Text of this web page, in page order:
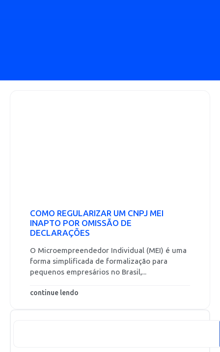
COMO REGULARIZAR UM CNPJ MEI
INAPTO POR OMISSÃO DE
DECLARAÇÕES
O Microempreendedor Individual (MEI) é uma
forma simplificada de formalização para
pequenos empresários no Brasil,...
continue lendo